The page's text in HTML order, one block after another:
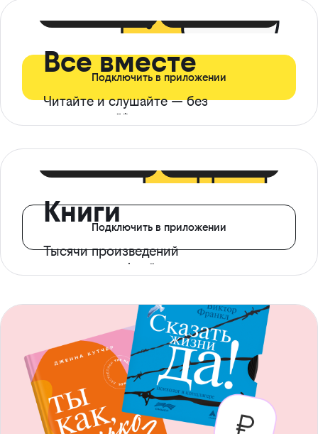
Все вместе
Читайте и слушайте — без
ограничений*
Подключить в приложении
Книги
Тысячи произведений
с доступом офлайн
Подключить в приложении